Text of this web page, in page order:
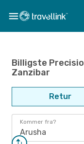
Billigste
Zanzibar
Retur
Kommer fra?
Arusha